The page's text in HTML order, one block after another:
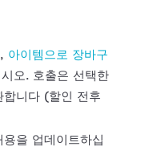
아이템으로 장바구
오. 호출은 선택한
합니다 (할인 전후
을 업데이트하십